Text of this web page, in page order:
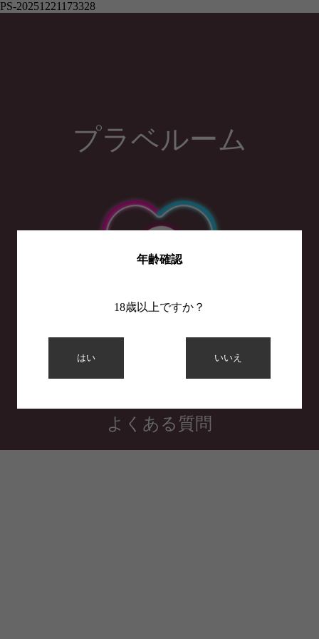
年齢確認
18歳以上ですか？
はい いいえ
PS-20251221173328
プラベルーム
利用規約
プライバシーポリシー
よくある質問